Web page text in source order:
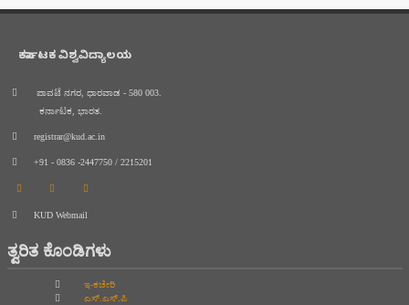
ಕರ್ನಾಟಕ ವಿಶ್ವವಿದ್ಯಾಲಯ
ಪಾವಟೆ ನಗರ, ಧಾರವಾಡ - 580 003.
ಕರ್ನಾಟಕ, ಭಾರತ.
registrar@kud.ac.in
+91 - 0836 -2447750 / 2215201
KUD Webmail
ತ್ವರಿತ ಕೊಂಡಿಗಳು
ಇ-ಕಚೇರಿ
ಎಸ್.ಎಸ್.ಪಿ